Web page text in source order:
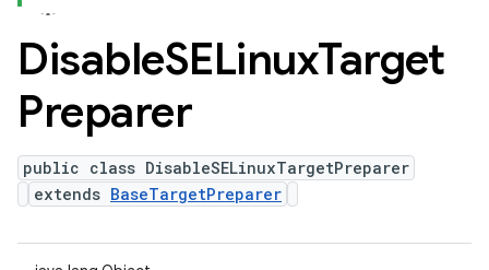
DisableSELinuxTarget
Preparer
public class DisableSELinuxTargetPreparer
extends BaseTargetPreparer